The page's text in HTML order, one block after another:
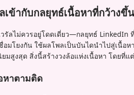
เข้ากับกลยุทธ์เนื้อหาที่กว้าง
รัลไม่ควรอยู่โดดเดี่ยว—กลยุทธ์
อมโยงกัน ใช้ผลโพลเป็นบันไดนำไปสู่เนื้อ
มสูงสุด สิ่งนี้สร้างวงล้อแห่งเนื้อหา โดยที่
หาตามติด